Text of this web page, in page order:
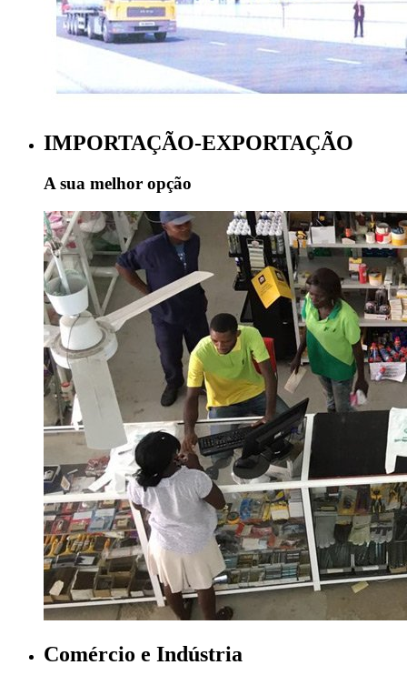
IMPORTAÇÃO-EXPORTAÇÃO
A sua melhor opção
Comércio e Indústria